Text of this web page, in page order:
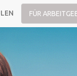
FÜR